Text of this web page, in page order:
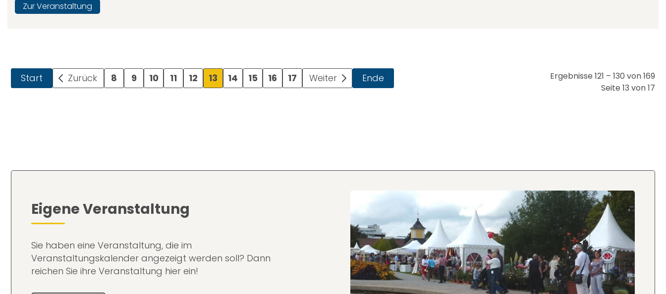
Zur Veranstaltung
Start Zurück 8 9 10 11 12 13 14 15 16 17 Weiter Ende
Ergebnisse 121 – 130 von 169
Seite 13 von 17
Eigene Veranstaltung
Sie haben eine Veranstaltung, die im
Veranstaltungskalender angezeigt werden soll? Dann
reichen Sie ihre Veranstaltung hier ein!